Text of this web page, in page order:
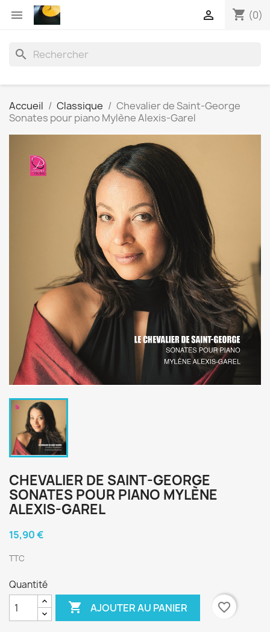
 shopping_cart (0)

search
Accueil Classique
Chevalier de Saint-George
Sonates pour piano Mylène Alexis-Garel
CHEVALIER DE SAINT-GEORGE
SONATES POUR PIANO MYLÈNE
ALEXIS-GAREL
15,90 €
TTC
Quantité
 AJOUTER AU PANIER favorite_border